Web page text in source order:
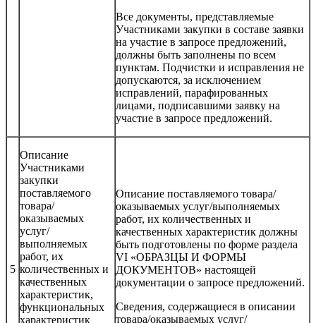
Все документы, представляемые
Участниками закупки в составе заявки
на участие в запросе предложений,
должны быть заполнены по всем
пунктам. Подчистки и исправления не
допускаются, за исключением
исправлений, парафированных
лицами, подписавшими заявку на
участие в запросе предложений.
5
Описание
Участниками
закупки
поставляемого
товара/
оказываемых
услуг/
выполняемых
работ, их
количественных и
качественных
характеристик,
функциональных
характеристик
Описание поставляемого товара/
оказываемых услуг/выполняемых
работ, их количественных и
качественных характеристик должны
быть подготовлены по форме раздела
VI «ОБРАЗЦЫ И ФОРМЫ
ДОКУМЕНТОВ» настоящей
документации о запросе предложений.
Сведения, содержащиеся в описании
товара/оказываемых услуг/